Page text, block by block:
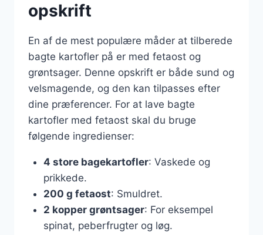
opskrift
En af de mest populære måder at tilberede
bagte kartofler på er med fetaost og
grøntsager. Denne opskrift er både sund og
velsmagende, og den kan tilpasses efter
dine præferencer. For at lave bagte
kartofler med fetaost skal du bruge
følgende ingredienser:
4 store bagekartofler: Vaskede og
prikkede.
200 g fetaost: Smuldret.
2 kopper grøntsager: For eksempel
spinat, peberfrugter og løg.